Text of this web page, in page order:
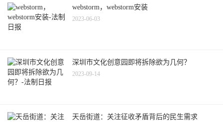
webstorm，webstorm安装
2023-06-03
深圳市文化创意园即将拆除欲为几何？
2023-09-14
天岳街道：关注征收矛盾背后的民生需求